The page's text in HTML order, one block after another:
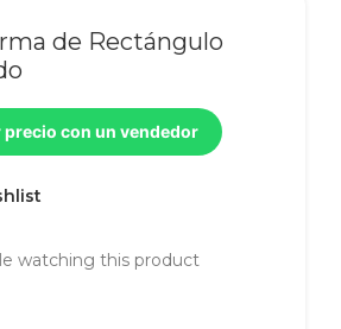
de Rectángulo
con un vendedor
watching this product